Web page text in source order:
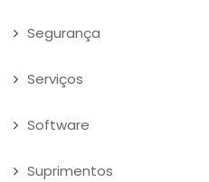
Segurança
Serviços
Software
Suprimentos